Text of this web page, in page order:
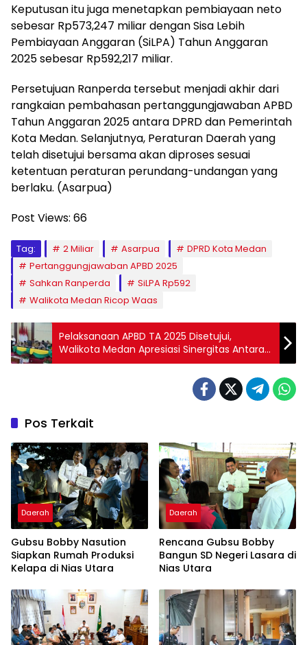
Keputusan itu juga menetapkan pembiayaan neto
sebesar Rp573,247 miliar dengan Sisa Lebih
Pembiayaan Anggaran (SiLPA) Tahun Anggaran
2025 sebesar Rp592,217 miliar.
Persetujuan Ranperda tersebut menjadi akhir dari
rangkaian pembahasan pertanggungjawaban APBD
Tahun Anggaran 2025 antara DPRD dan Pemerintah
Kota Medan. Selanjutnya, Peraturan Daerah yang
telah disetujui bersama akan diproses sesuai
ketentuan peraturan perundang-undangan yang
berlaku. (Asarpua)
Post Views: 66
Tag: 2 Miliar Asarpua
DPRD Kota Medan
Pertanggungjawaban APBD 2025
Sahkan Ranperda
SiLPA Rp592
Walikota Medan Ricop Waas
Pelaksanaan APBD TA 2025 Disetujui,
Walikota Medan Apresiasi Sinergitas Antara
Legislatif dan Eksekutif
Pos Terkait
Daerah
Gubsu Bobby Nasution
Siapkan Rumah Produksi
Kelapa di Nias Utara
Daerah
Rencana Gubsu Bobby
Bangun SD Negeri Lasara di
Nias Utara